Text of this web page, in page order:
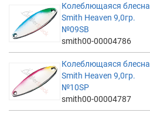
Колеблющаяся блесна
Smith Heaven 9,0гр.
№09SB
smith00-00004786
Колеблющаяся блесна
Smith Heaven 9,0гр.
№10SP
smith00-00004787